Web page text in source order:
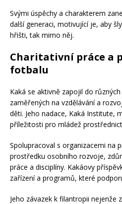
Svými úspěchy a charakterem
další generaci, motivující je, aby
hřišti, tak mimo něj.
Charitativní práce a
fotbalu
Kaká se aktivně zapojil do
zaměřených na vzdělávání a
děti. Jeho nadace, Kaká Institute,
příležitosti pro mládež
Spolupracoval s organizacemi na
prostředku osobního rozvoje,
práce a disciplíny. Kakáovy
zařízení a programů, které
Jeho závazek k filantropii nejenže